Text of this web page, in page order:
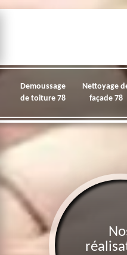
Demoussage
de toiture 78
Nettoyage
façade 78